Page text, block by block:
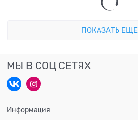
ПОКАЗАТЬ ЕЩЕ
МЫ В СОЦ СЕТЯХ
Информация